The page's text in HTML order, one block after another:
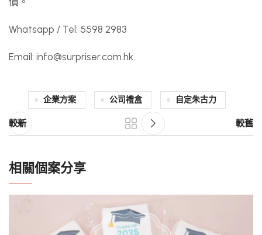
Whatsapp / Tel: 5598 2983
Email: info@surpriser.com.hk
企業方案 公司禮盒 自定朱古力
較新 較舊
相關個案分享